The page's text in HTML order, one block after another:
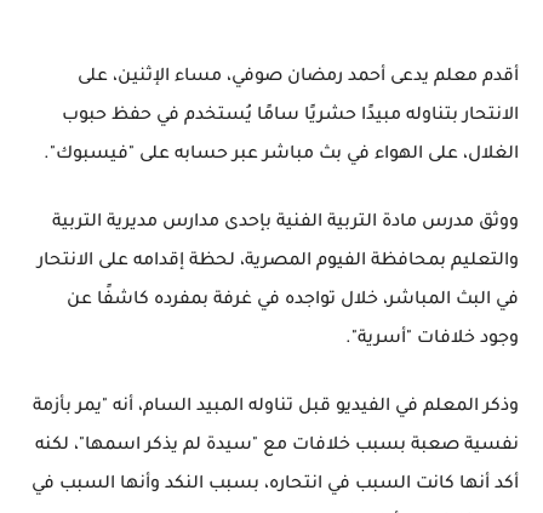
أقدم معلم يدعى أحمد رمضان صوفي، مساء الإثنين، على
الانتحار بتناوله مبيدًا حشريًا سامًا يُستخدم في حفظ حبوب
الغلال، على الهواء في بث مباشر عبر حسابه على "فيسبوك".
ووثق مدرس مادة التربية الفنية بإحدى مدارس مديرية التربية
والتعليم بمحافظة الفيوم المصرية، لحظة إقدامه على الانتحار
في البث المباشر، خلال تواجده في غرفة بمفرده كاشفًا عن
وجود خلافات "أسرية".
وذكر المعلم في الفيديو قبل تناوله المبيد السام، أنه "يمر بأزمة
نفسية صعبة بسبب خلافات مع "سيدة لم يذكر اسمها"، لكنه
أكد أنها كانت السبب في انتحاره، بسبب النكد وأنها السبب في